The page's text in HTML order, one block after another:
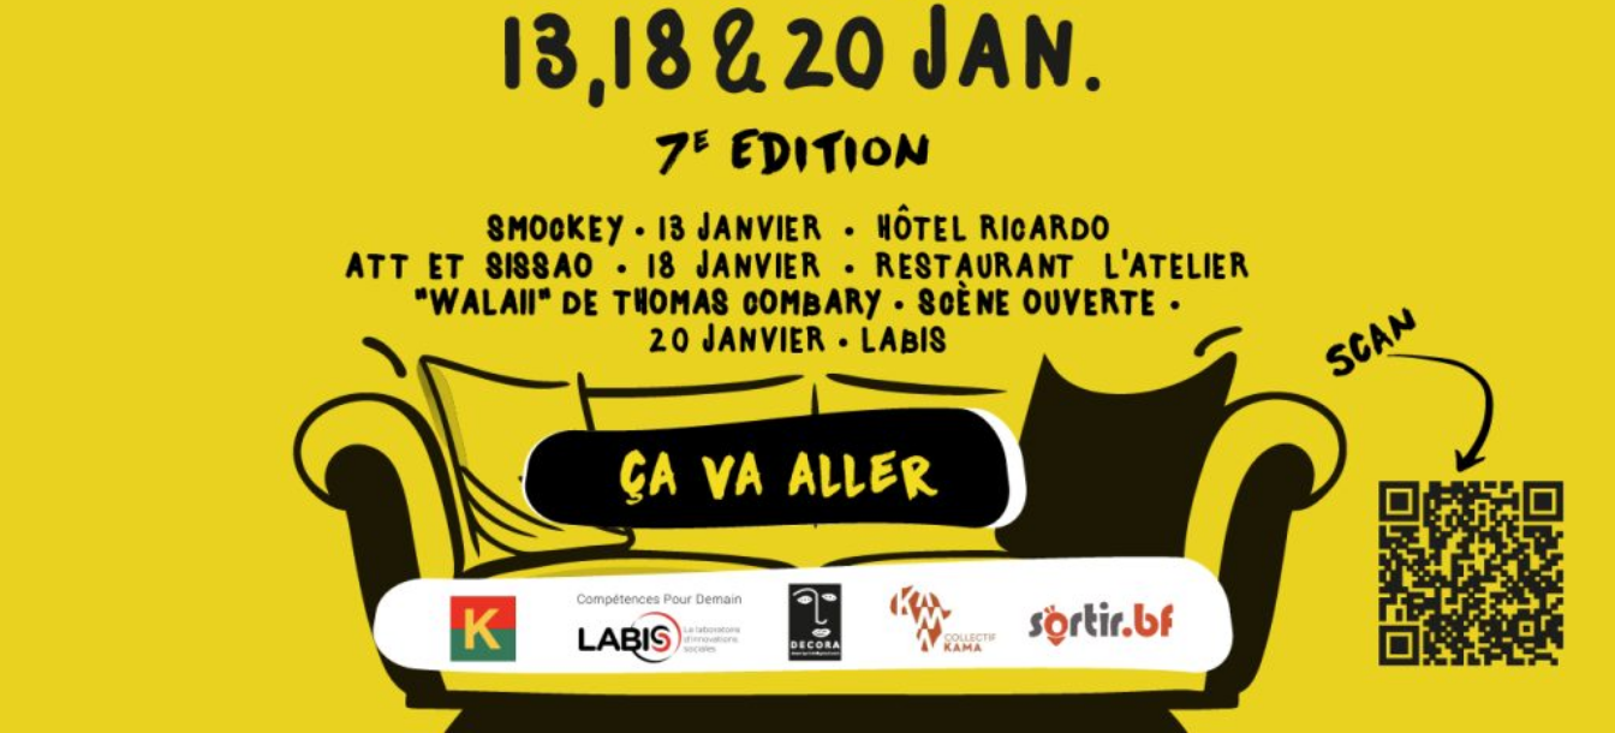
Hommes Intègres depuis 2015. Il incarne une vision novatrice portée par le
chanteur et musicien Patrick Kabré. Au lendemain des attaques terroristes,
l'événement se présente comme une initiative courageuse face à la baisse de
fréquentation des lieux de rencontres et de fêtes, tels que les bars live, où se
rassembler ou se rencontrer était devenu rare. La raréfaction des espaces de
partage culturel a motivé la création d’un festival avec des lieux alternatifs, dont
l'objectif essentiel est de restaurer le tissu social pour célébrer le vivre-ensemble à
Le principe du festival Salon Musique est simple : aller à la rencontre du public
directement chez lui, que ce soit dans un salon, un jardin, un quartier huppé ou
populaire. Musiciens, chanteurs, conteurs et danseurs se joignent à cette initiative
pour partager les arts et la musique acoustique, bravant ainsi la peur qui s'est
Au fil des éditions, l'événement a contribué à changer la dynamique entre le public
et les événements culturels, participant ainsi à l'éveil de la résilience citoyenne. Le
message est clair : "Sortez ou restez chez vous, mais ne cessez pas de vivre".
C'est dans cet esprit que le comité d'organisation du Festival Salon Musique, en
partenariat avec Diacfa et Labis, organise la 7ème édition en janvier 2024 sous le
thème “ça va aller !”. Le festival, au-delà de la musique, proposera cette année
une conférence sur les industries créatives et du théâtre en plus.
Programme des événements :
Conférence sur les industries créatives (11 janvier)
Concert d'ouverture à l'Hôtel Ricardo (13 janvier) : concert de Smockey
Concert au Restaurant l'Atelier (18 janvier) : concert de ATT et Sissao
11 janvier 2024 10:00 - 10:00
Terminé
Terminé
18 janvier 2024 20:00 - 22:00
Terminé
20 janvier 2024 20:00 - 23:00